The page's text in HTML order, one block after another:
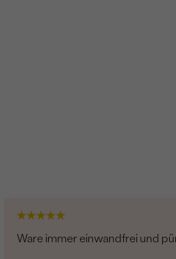
Ware immer einwandfrei und